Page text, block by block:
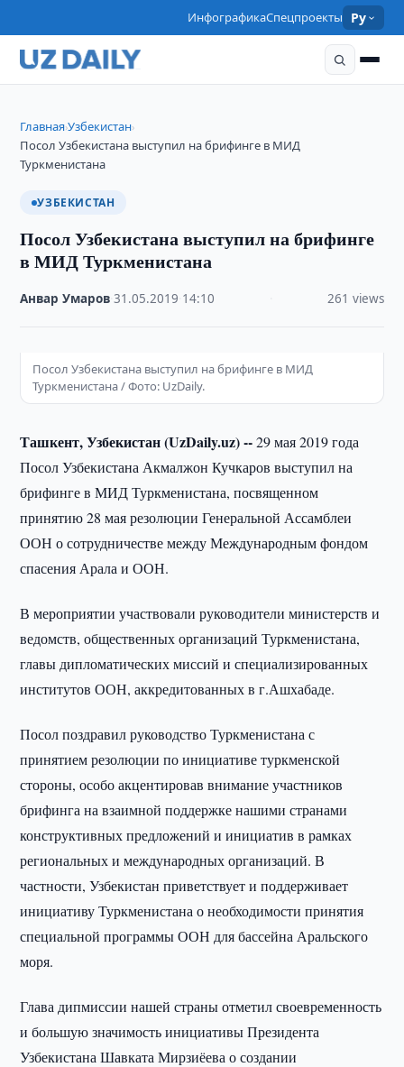
ИнфографикаСпецпроекты Ру
Главная›Узбекистан›
Посол Узбекистана выступил на брифинге в МИД
Туркменистана
УЗБЕКИСТАН
Посол Узбекистана выступил на брифинге
в МИД Туркменистана
Анвар Умаров ·31.05.2019 14:10 261 views
Посол Узбекистана выступил на брифинге в МИД
Туркменистана / Фото: UzDaily.
Ташкент, Узбекистан (UzDaily.uz) --29 мая 2019 года
Посол Узбекистана Акмалжон Кучкаров выступил на
брифинге в МИД Туркменистана, посвященном
принятию 28 мая резолюции Генеральной Ассамблеи
ООН о сотрудничестве между Международным фондом
спасения Арала и ООН.
В мероприятии участвовали руководители министерств и
ведомств, общественных организаций Туркменистана,
главы дипломатических миссий и специализированных
институтов ООН, аккредитованных в г.Ашхабаде.
Посол поздравил руководство Туркменистана с
принятием резолюции по инициативе туркменской
стороны, особо акцентировав внимание участников
брифинга на взаимной поддержке нашими странами
конструктивных предложений и инициатив в рамках
региональных и международных организаций. В
частности, Узбекистан приветствует и поддерживает
инициативу Туркменистана о необходимости принятия
специальной программы ООН для бассейна Аральского
моря.
Глава дипмиссии нашей страны отметил своевременность
и большую значимость инициативы Президента
Узбекистана Шавката Мирзиёева о создании